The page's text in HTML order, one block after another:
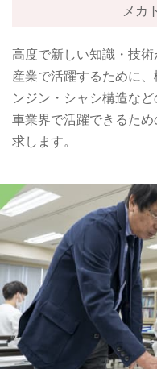
メカ
高度で新しい知識・技
産業で活躍するために
ンジン・シャシ構造な
車業界で活躍できるた
求します。